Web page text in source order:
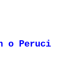
o Peruci